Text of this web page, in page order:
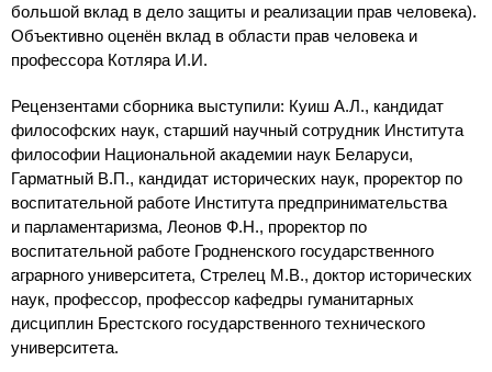
большой вклад в дело защиты и реализации прав человека).
Объективно оценён вклад в области прав человека и
профессора Котляра И.И.
Рецензентами сборника выступили: Куиш А.Л., кандидат
философских наук, старший научный сотрудник Института
философии Национальной академии наук Беларуси,
Гарматный В.П., кандидат исторических наук, проректор по
воспитательной работе Института предпринимательства
и парламентаризма, Леонов Ф.Н., проректор по
воспитательной работе Гродненского государственного
аграрного университета, Стрелец М.В., доктор исторических
наук, профессор, профессор кафедры гуманитарных
дисциплин Брестского государственного технического
университета.